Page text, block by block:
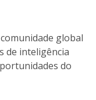
global
de inteligência
do